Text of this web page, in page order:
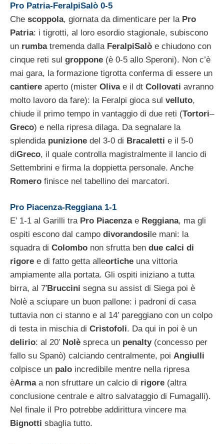
Pro Patria-FeralpiSalò 0-5
Che scoppola, giornata da dimenticare per la Pro
Patria: i tigrotti, al loro esordio stagionale, subiscono
un rumbatremenda dalla FeralpiSalò e chiudono con
cinque reti sul groppone (è 0-5 allo Speroni). Non c’è
mai gara, la formazione tigrotta conferma di essere un
cantiere aperto (mister Olivae il dt Collovati avranno
molto lavoro da fare): la Feralpi gioca sul velluto,
chiude il primo tempo in vantaggio di due reti (Tortori–
Greco) e nella ripresa dilaga. Da segnalare la
splendida punizione del 3-0 di Bracaletti e il 5-0
diGreco, il quale controlla magistralmente il lancio di
Settembrini e firma la doppietta personale. Anche
Romero finisce nel tabellino dei marcatori.
Pro Piacenza-Reggiana 1-1
E’ 1-1 al Garilli tra Pro Piacenzae Reggiana, ma gli
ospiti escono dal campo divorandosi le mani: la
squadra di Colombo non sfrutta ben due calci di
rigore e di fatto getta alleortiche una vittoria
ampiamente alla portata. Gli ospiti iniziano a tutta
birra, al 7′Bruccini segna su assist di Siega poi è
Nolè a sciupare un buon pallone: i padroni di casa
tuttavia non ci stanno e al 14′ pareggiano con un colpo
di testa in mischia di Cristofoli. Da qui in poi è un
delirio: al 20′ Nolè spreca un penalty(concesso per
fallo su Spanò) calciando centralmente, poi Angiulli
colpisce un palo incredibile mentre nella ripresa
èArmaa non sfruttare un calcio di rigore (altra
conclusione centrale e altro salvataggio di Fumagalli).
Nel finale il Pro potrebbe addirittura vincere ma
Bignotti sbaglia tutto.